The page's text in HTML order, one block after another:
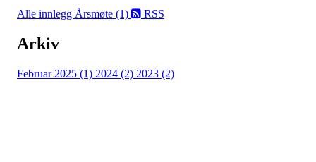
Alle innlegg Årsmøte (1) RSS
Arkiv
Februar 2025 (1) 2024 (2) 2023 (2)